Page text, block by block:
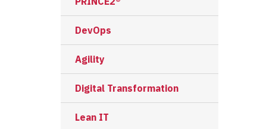
DevOps
Agility
Digital Transformation
Lean IT